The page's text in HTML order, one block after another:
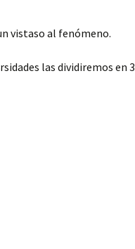
vistaso al fenómeno.
las dividiremos en 3